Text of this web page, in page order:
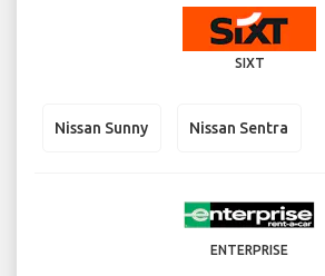
SIXT
Nissan Sunny Nissan Sentra
ENTERPRISE